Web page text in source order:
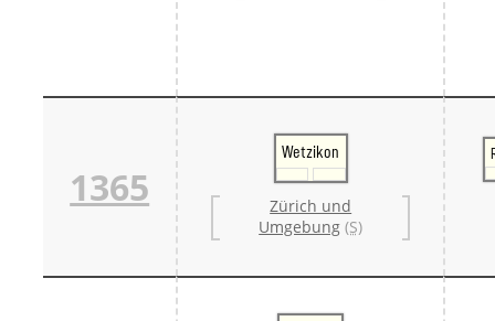
1365
Wetzikon
Zürich und
Umgebung (S)